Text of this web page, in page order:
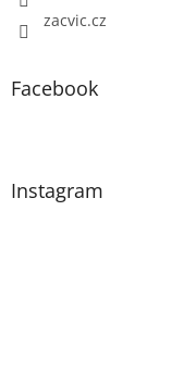
zacvic.cz
Facebook
Instagram